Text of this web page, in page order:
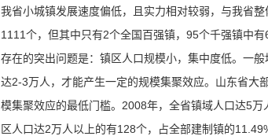
我省小城镇发展速度偏低，且实力相对较弱，与我省
1111个，但其中只有2个全国百强镇，95个千强镇中有
存在的突出问题是：镇区人口规模小，集中度低。一
达2-3万人，才能产生一定的规模集聚效应。山东省大
模集聚效应的最低门槛。2008年，全省镇域人口达5
区人口达2万人以上的有128个，占全部建制镇的